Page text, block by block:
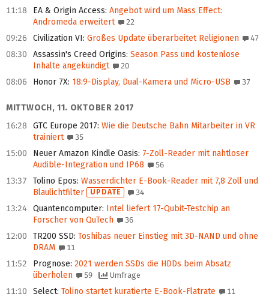
11:18 EA & Origin Access: Angebot wird um Mass Effect:
Andromeda erweitert
22
09:26 Civilization VI: Großes Update überarbeitet Religionen 47
08:30 Assassin's Creed Origins: Season Pass und kostenlose
Inhalte angekündigt
20
08:06 Honor 7X: 18:9-Display, Dual-Kamera und Micro-USB 37
MITTWOCH, 11. OKTOBER 2017
16:28
GTC Europe 2017: Wie die Deutsche Bahn Mitarbeiter in VR
trainiert
35
15:00 Neuer Amazon Kindle Oasis: 7-Zoll-Reader mit nahtloser
Audible-Integration und IP68
56
13:37 Tolino Epos: Wasserdichter E-Book-Reader mit 7,8 Zoll und
Blaulichtfilter
UPDATE 34
13:24 Quantencomputer: Intel liefert 17-Qubit-Testchip an
Forscher von QuTech
36
12:00 TR200 SSD: Toshibas neuer Einstieg mit 3D-NAND und ohne
DRAM
11
11:52 Prognose: 2021 werden SSDs die HDDs beim Absatz
überholen
59 Umfrage
11:10 Select: Tolino startet kuratierte E-Book-Flatrate 11